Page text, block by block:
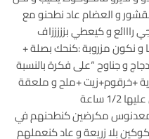
و العضام عاد نطحنو مع
و كيعطي بزززززاف
و نكون مزروبة :كنحك بصلة +
و جناوح “على فكرة بالنسبة
+خرقوم+زيت +ملح و ملعقة
ساعة
مكرضين كنطحنهم في
4 مطيشات محكوكين بلا زريعة و عاد كنعملهم